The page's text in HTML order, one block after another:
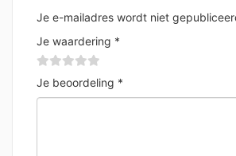
Je e-mailadres wordt niet
Je waardering *
Je beoordeling *